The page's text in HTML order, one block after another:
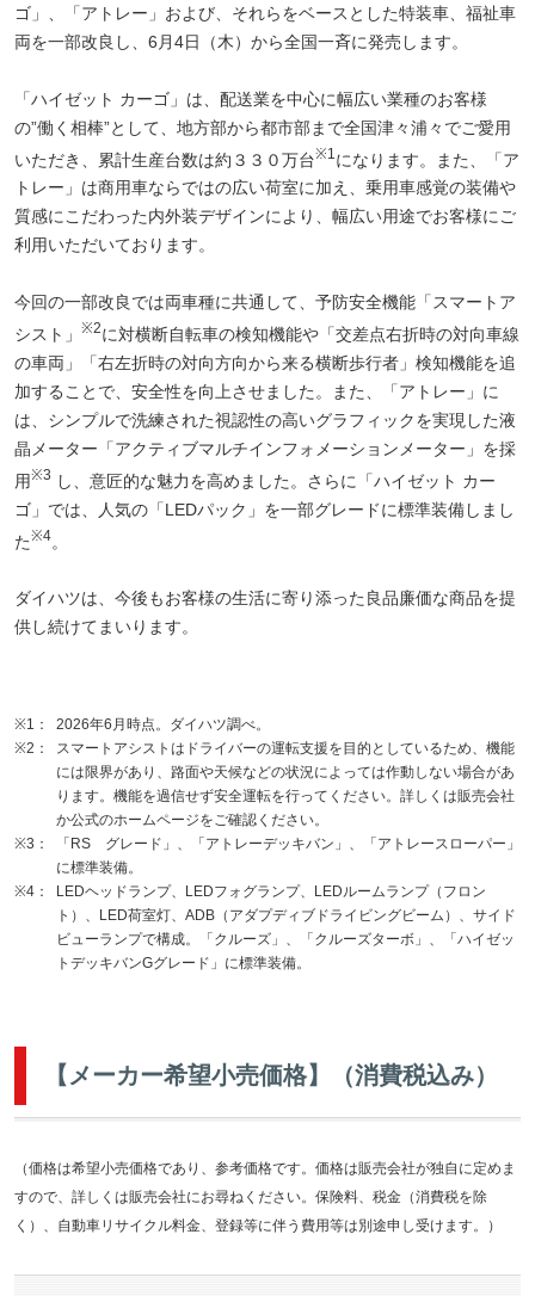
ゴ」、「アトレー」および、それらをベースとした特装車、福祉車
両を一部改良し、6月4日（木）から全国一斉に発売します。
「ハイゼット カーゴ」は、配送業を中心に幅広い業種のお客様
の”働く相棒”として、地方部から都市部まで全国津々浦々でご愛用
いただき、累計生産台数は約３３０万台※1 になります。また、「ア
トレー」は商用車ならではの広い荷室に加え、乗用車感覚の装備や
質感にこだわった内外装デザインにより、幅広い用途でお客様にご
利用いただいております。
今回の一部改良では両車種に共通して、予防安全機能「スマートア
シスト」
※2に対横断自転車の検知機能や「交差点右折時の対向車線
の車両」「右左折時の対向方向から来る横断歩行者」検知機能を追
加することで、安全性を向上させました。また、「アトレー」に
は、シンプルで洗練された視認性の高いグラフィックを実現した液
晶メーター「アクティブマルチインフォメーションメーター」を採
用※3
し、意匠的な魅力を高めました。さらに「ハイゼット カー
ゴ」では、人気の「LEDパック」を一部グレードに標準装備しまし
た※4。
ダイハツは、今後もお客様の生活に寄り添った良品廉価な商品を提
供し続けてまいります。
※1：
2026年6月時点。ダイハツ調べ。
※2：
スマートアシストはドライバーの運転支援を目的としているため、機能
には限界があり、路面や天候などの状況によっては作動しない場合があ
ります。機能を過信せず安全運転を行ってください。詳しくは販売会社
か公式のホームページをご確認ください。
※3：
「RS グレード」、「アトレーデッキバン」、「アトレースローパー」
に標準装備。
※4：
LEDヘッドランプ、LEDフォグランプ、LEDルームランプ（フロン
ト）、LED荷室灯、ADB（アダプディブドライビングビーム）、サイド
ビューランプで構成。「クルーズ」、「クルーズターボ」、「ハイゼッ
トデッキバンGグレード」に標準装備。
【メーカー希望小売価格】（消費税込み）
（価格は希望小売価格であり、参考価格です。価格は販売会社が独自に定めま
すので、詳しくは販売会社にお尋ねください。保険料、税金（消費税を除
く）、自動車リサイクル料金、登録等に伴う費用等は別途申し受けます。）